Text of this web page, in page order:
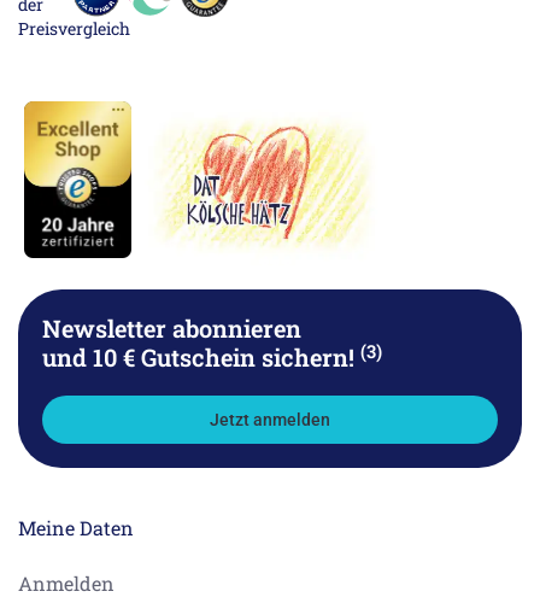
Newsletter abonnieren
und 10 € Gutschein sichern! (3)
Jetzt anmelden
Meine Daten
Anmelden